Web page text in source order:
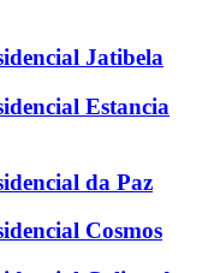
Jatibela
Estancia
da Paz
Cosmos